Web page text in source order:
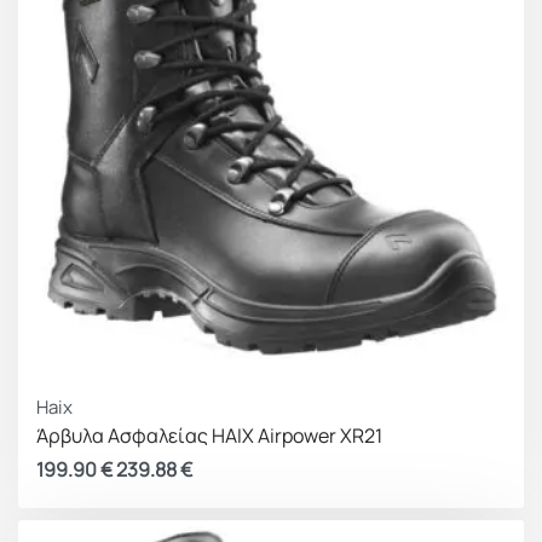
Haix
Άρβυλα Ασφαλείας HAIX Airpower XR21
199.90€239.88€